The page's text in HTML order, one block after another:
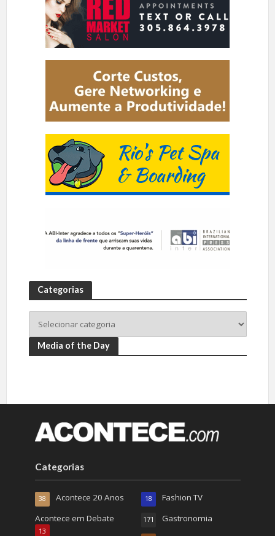
Categorias
Media of the Day
Categorias
Acontece 20 Anos
38
Acontece em Debate
13
Fashion TV
18
Gastronomia
171